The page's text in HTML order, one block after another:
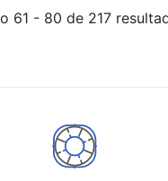
61 - 80 de 217